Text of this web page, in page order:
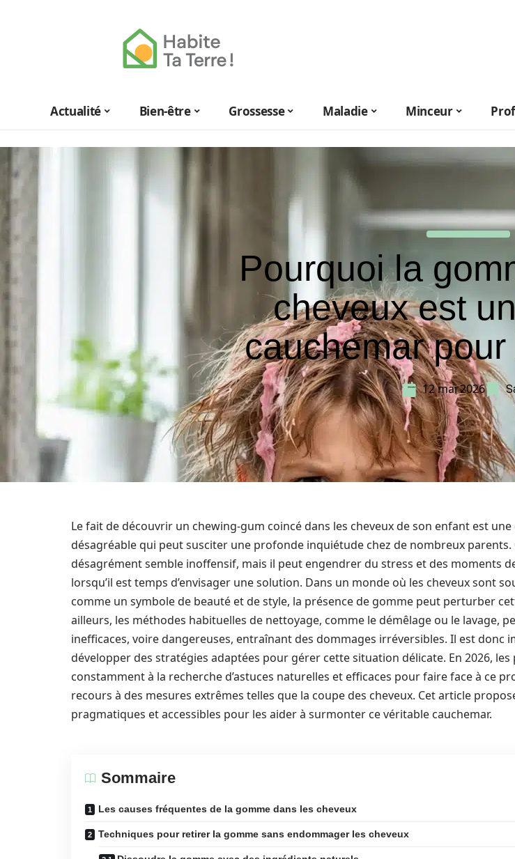
Actualité Bien-être Grossesse Maladie Minceur
Pourquoi la
cheveux est
cauchemar
12 mai 2026
Le fait de découvrir un chewing-gum coincé dans les cheveux de son enfant est une
désagréable qui peut susciter une profonde inquiétude chez de nombreux parents.
désagrément semble inoffensif, mais il peut engendrer du stress et des moments
lorsqu’il est temps d’envisager une solution. Dans un monde où les cheveux sont
comme un symbole de beauté et de style, la présence de gomme peut perturber
ailleurs, les méthodes habituelles de nettoyage, comme le démêlage ou le lavage,
inefficaces, voire dangereuses, entraînant des dommages irréversibles. Il est donc
développer des stratégies adaptées pour gérer cette situation délicate. En 2026,
constamment à la recherche d’astuces naturelles et efficaces pour faire face à ce
recours à des mesures extrêmes telles que la coupe des cheveux. Cet article
pragmatiques et accessibles pour les aider à surmonter ce véritable cauchemar.
Sommaire
Les causes fréquentes de la gomme dans les cheveux
Techniques pour retirer la gomme sans endommager les cheveux